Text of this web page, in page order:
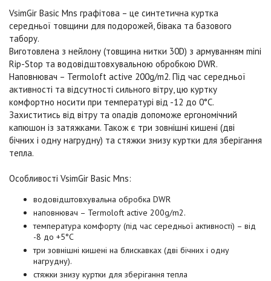
VsimGir Basic Mns графітова – це синтетична куртка
середньої товщини для подорожей, бівака та базового
табору.
Виготовлена з нейлону (товщина нитки 30D) з армуванням mini
Rip-Stop та водовідштовхувальною обробкою DWR.
Наповнювач – Termoloft active 200g/m2. Під час середньої
активності та відсутності сильного вітру, цю куртку
комфортно носити при температурі від -12 до 0°C.
Захиститись від вітру та опадів допоможе ергономічний
капюшон із затяжками. Також є три зовнішні кишені (дві
бічних і одну нагрудну) та стяжки знизу куртки для зберігання
тепла.
Особливості VsimGir Basic Mns:
водовідштовхувальна обробка DWR
наповнювач – Termoloft active 200g/m2.
температура комфорту (під час середньої активності) – від
-8 до +5°C
три зовнішні кишені на блискавках (дві бічних і одну
нагрудну).
стяжки знизу куртки для зберігання тепла